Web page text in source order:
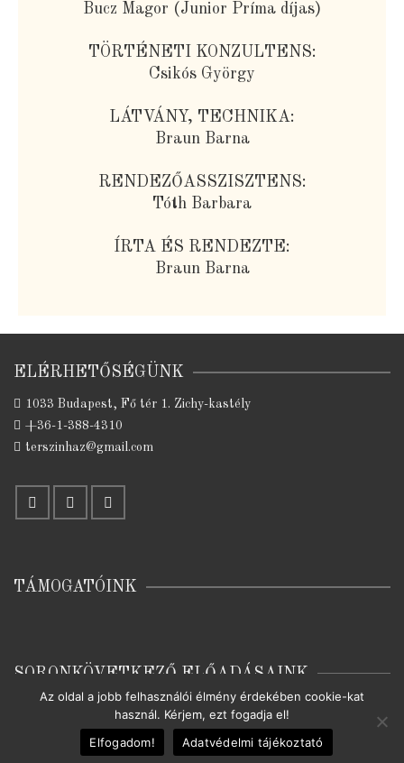
Bucz Magor (Junior Príma díjas)
TÖRTÉNETI KONZULTENS:
Csikós György
LÁTVÁNY, TECHNIKA:
Braun Barna
RENDEZŐASSZISZTENS:
Tóth Barbara
ÍRTA ÉS RENDEZTE:
Braun Barna
ELÉRHETŐSÉGÜNK
1033 Budapest, Fő tér 1. Zichy-kastély
+36-1-388-4310
terszinhaz@gmail.com
TÁMOGATÓINK
SORONKÖVETKEZŐ ELŐADÁSAINK
Nincsenek jövőbeni események.
© 2026 Térszínház | készítette: Braun Barna
Az oldal a jobb felhasználói élmény érdekében cookie-kat
használ. Kérjem, ezt fogadja el!
Elfogadom!
Adatvédelmi tájékoztató